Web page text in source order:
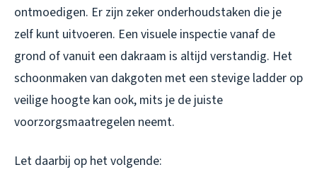
ontmoedigen. Er zijn zeker onderhoudstaken die je
zelf kunt uitvoeren. Een visuele inspectie vanaf de
grond of vanuit een dakraam is altijd verstandig. Het
schoonmaken van dakgoten met een stevige ladder op
veilige hoogte kan ook, mits je de juiste
voorzorgsmaatregelen neemt.
Let daarbij op het volgende: